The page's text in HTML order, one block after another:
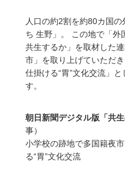
人口の約2割を約80カ国
ち 生野」。 この地で「外
共生するか」を取材した
市」を取り上げていただ
仕掛ける“胃”文化交流」
す。
朝日新聞デジタル版「共
事）
小学校の跡地で多国籍夜
る“胃”文化交流